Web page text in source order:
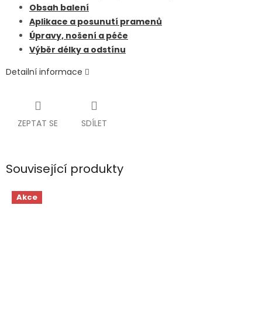
Obsah balení
Aplikace a posunutí pramenů
Úpravy, nošení a péče
Výběr délky a odstínu
Detailní informace
ZEPTAT SE SDÍLET
Související produkty
Akce